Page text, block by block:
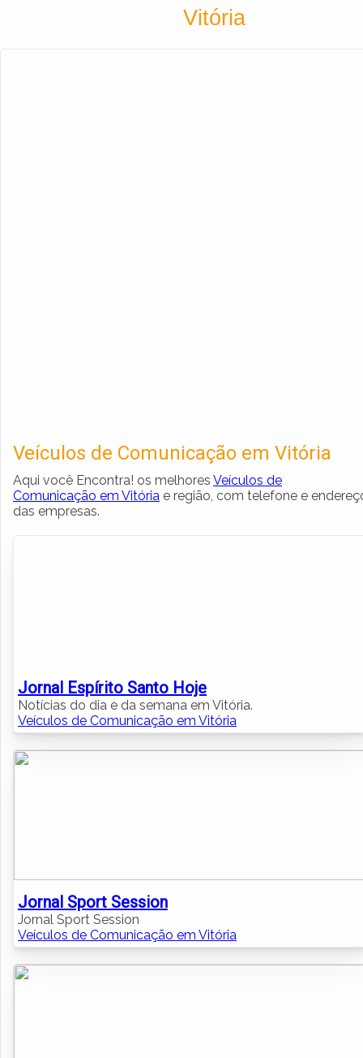
Vitória
Veículos de Comunicação em Vitória
Aqui você Encontra! os melhores Veículos de
Comunicação em Vitória e região, com telefone e
das empresas.
Jornal Espírito Santo Hoje
Notícias do dia e da semana em Vitória.
Veículos de Comunicação em Vitória
Jornal Sport Session
Jornal Sport Session
Veículos de Comunicação em Vitória